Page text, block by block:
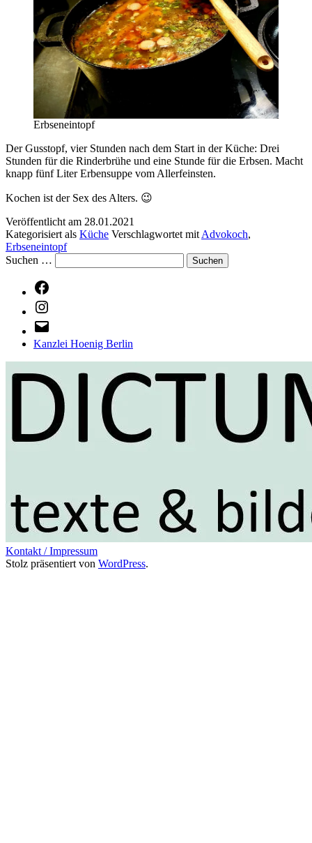
Erbseneintopf
Der Gusstopf, vier Stunden nach dem Start in der Küche: Drei
Stunden für die Rinderbrühe und eine Stunde für die Erbsen. Macht
knapp fünf Liter Erbensuppe vom Allerfeinsten.
Kochen ist der Sex des Alters. 😉
Veröffentlicht am 28.01.2021
Kategorisiert als Küche Verschlagwortet mit Advokoch,
Erbseneintopf
Suchen …
Kanzlei Hoenig Berlin
Kontakt / Impressum
Stolz präsentiert von WordPress.